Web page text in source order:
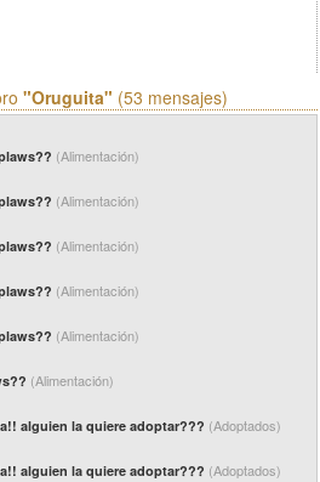
"Oruguita" (53 mensajes)
(Alimentación)
(Alimentación)
(Alimentación)
(Alimentación)
(Alimentación)
(Alimentación)
alguien la quiere adoptar??? (Adoptados)
alguien la quiere adoptar??? (Adoptados)